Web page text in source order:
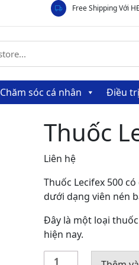
Free Shipping Với
Chăm sóc cá nhân Điều
Thuốc
Liên hệ
Thuốc Lecifex 500
dưới dạng viên nén
Đây là một loại
hiện nay.
Thuốc